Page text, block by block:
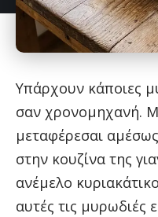
Υπάρχουν κάποιες
σαν χρονομηχανή.
μεταφέρεσαι
στην κουζίνα της
ανέμελο
αυτές τις μυρωδιές